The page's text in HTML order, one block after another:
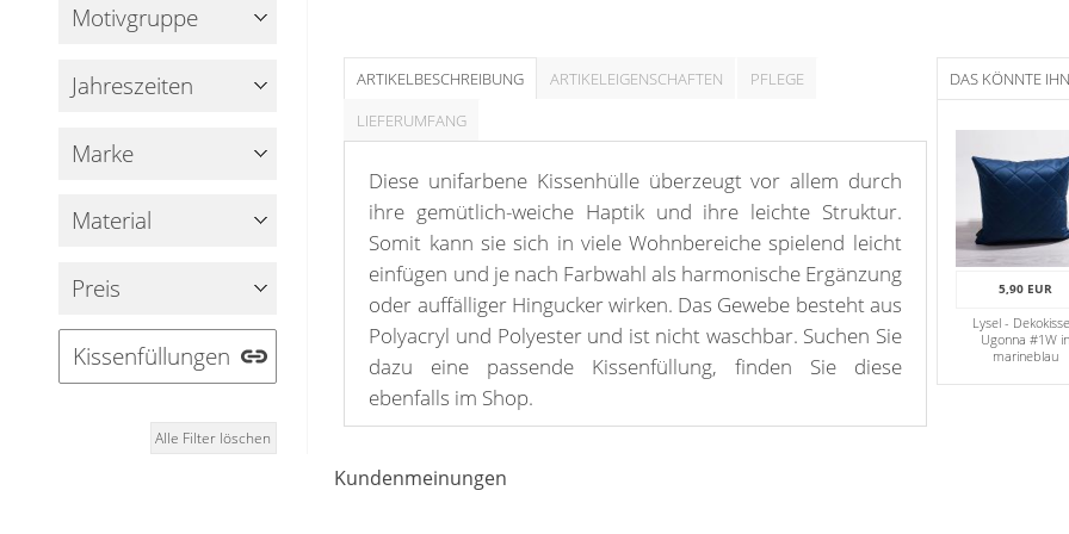
Stoffe
Panneaux
Motivgruppe
Jahreszeiten
Marke
Material
Preis
Kissenfüllungen
Alle Filter löschen
ARTIKELBESCHREIBUNG ARTIKELEIGENSCHAFTEN
PFLEGE
LIEFERUMFANG
Diese unifarbene Kissenhülle überzeugt vor allem durch
ihre gemütlich-weiche Haptik und ihre leichte Struktur.
Somit kann sie sich in viele Wohnbereiche spielend leicht
einfügen und je nach Farbwahl als harmonische Ergänzung
oder auffälliger Hingucker wirken. Das Gewebe besteht aus
Polyacryl und Polyester und ist nicht waschbar. Suchen Sie
dazu eine passende Kissenfüllung, finden Sie diese
ebenfalls im Shop.
maritimes Flair in den Raum. Die ruhevolle Aura kann sich
DAS KÖNNTE
5,90 EUR
Lysel -
Ugonna #1W in
marineblau
Kundenmeinungen